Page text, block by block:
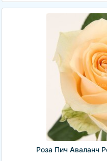
Роза Пич Аваланч